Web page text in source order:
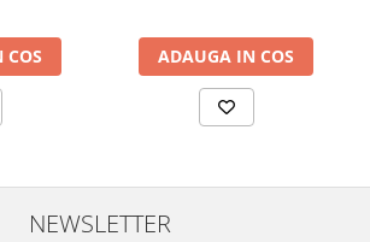
ADAUGA IN COS
NEWSLETTER